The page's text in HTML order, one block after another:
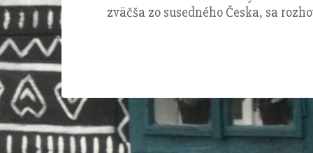
zväčša zo susedného Česka, sa